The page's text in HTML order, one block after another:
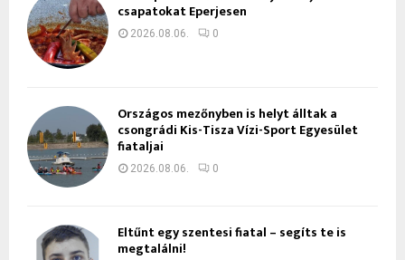
csapatokat Eperjesen
2026.08.06. 0
Országos mezőnyben is helyt álltak a
csongrádi Kis-Tisza Vízi-Sport Egyesület
fiataljai
2026.08.06. 0
Eltűnt egy szentesi fiatal – segíts te is
megtalálni!